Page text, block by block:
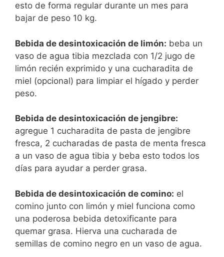
esto de forma regular durante un mes para
bajar de peso 10 kg.
Bebida de desintoxicación de limón: beba un
vaso de agua tibia mezclada con 1/2 jugo de
limón recién exprimido y una cucharadita de
miel (opcional) para limpiar el hígado y perder
peso.
Bebida de desintoxicación de jengibre:
agregue 1 cucharadita de pasta de jengibre
fresca, 2 cucharadas de pasta de menta fresca
a un vaso de agua tibia y beba esto todos los
días para ayudar a perder grasa.
Bebida de desintoxicación de comino: el
comino junto con limón y miel funciona como
una poderosa bebida detoxificante para
quemar grasa. Hierva una cucharada de
semillas de comino negro en un vaso de agua.